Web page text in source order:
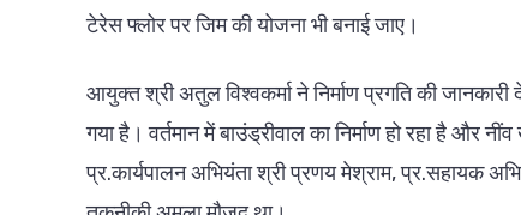
टेरेस फ्लोर पर जिम की योजना भी बनाई जाए।
आयुक्त श्री अतुल विश्वकर्मा ने निर्माण प्रगति की
गया है। वर्तमान में बाउंड्रीवाल का निर्माण हो रहा है और
प्र.कार्यपालन अभियंता श्री प्रणय मेश्राम, प्र.सहायक